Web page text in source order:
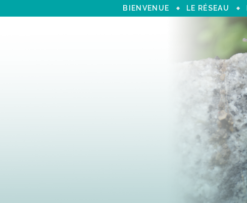
BIENVENUE LE RÉSEAU